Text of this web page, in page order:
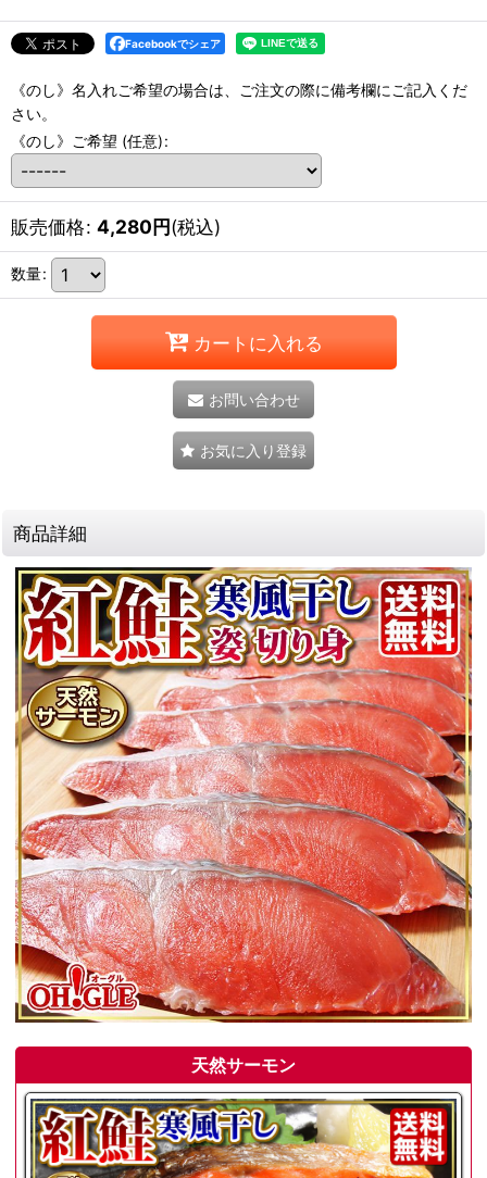
Facebookでシェア
《のし》名入れご希望の場合は、ご注文の際に備考欄にご記入くだ
さい。
《のし》ご希望 (任意):
販売価格: 4,280円(税込)
数量:
カートに入れる
お問い合わせ
お気に入り登録
商品詳細
天然サーモン